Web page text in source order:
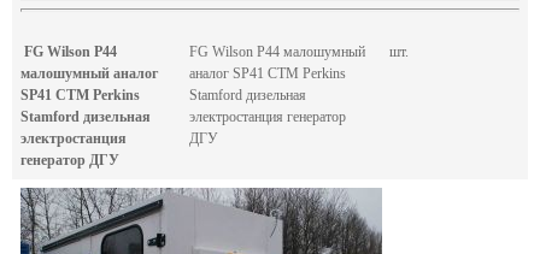
FG Wilson P44
малошумный аналог
SP41 CTM Perkins
Stamford дизельная
электростанция
генератор ДГУ
FG Wilson P44 малошумный
аналог SP41 CTM Perkins
Stamford дизельная
электростанция генератор
ДГУ
шт.